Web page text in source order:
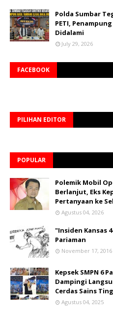
Polda Sumbar
PETI,
Didalami
July 29, 2026
FACEBOOK
PILIHAN EDITOR
POPULAR
Polemik Mobil
Berlanjut, Eks
Pertanyaan ke
Agustus 04, 2026
"Insiden Kansas
Pariaman
November 17, 2016
Kepsek SMPN 6
Dampingi
Cerdas Sains
Agustus 04, 2025